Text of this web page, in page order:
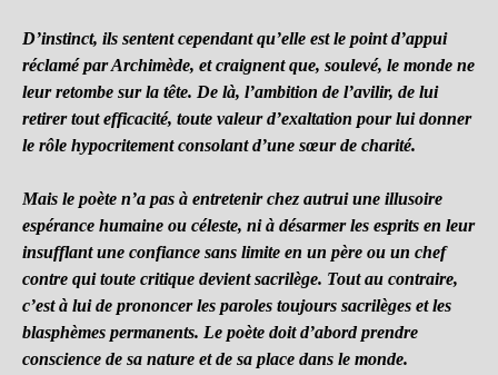
D’instinct, ils sentent cependant qu’elle est le point d’appui
réclamé par Archimède, et craignent que, soulevé, le monde ne
leur retombe sur la tête. De là, l’ambition de l’avilir, de lui
retirer tout efficacité, toute valeur d’exaltation pour lui donner
le rôle hypocritement consolant d’une sœur de charité.
Mais le poète n’a pas à entretenir chez autrui une illusoire
espérance humaine ou céleste, ni à désarmer les esprits en leur
insufflant une confiance sans limite en un père ou un chef
contre qui toute critique devient sacrilège. Tout au contraire,
c’est à lui de prononcer les paroles toujours sacrilèges et les
blasphèmes permanents. Le poète doit d’abord prendre
conscience de sa nature et de sa place dans le monde.